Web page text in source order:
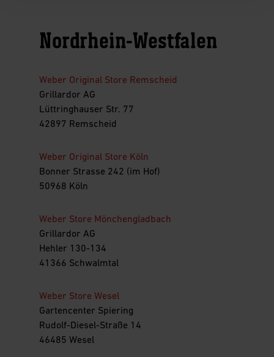
Nordrhein-Westfalen
Weber Original Store Remscheid
Grillardor AG
Lüttringhauser Str. 77
42897 Remscheid
Weber Original Store Köln
Bonner Strasse 242 (im Hof)
50968 Köln
Weber Store Mönchengladbach
Grillardor AG
Hehler 130-134
41366 Schwalmtal
Weber Store Wesel
Gartencenter Spiering
Rudolf-Diesel-Straße 14
46485 Wesel